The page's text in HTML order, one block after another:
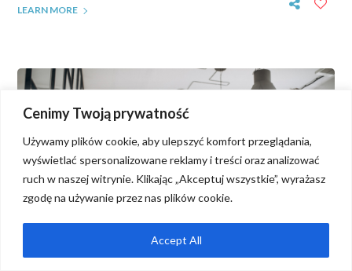
Cenimy Twoją prywatność
Używamy plików cookie, aby ulepszyć komfort przeglądania,
wyświetlać spersonalizowane reklamy i treści oraz analizować
ruch w naszej witrynie. Klikając „Akceptuj wszystkie”, wyrażasz
zgodę na używanie przez nas plików cookie.
Accept All
LEARN MORE